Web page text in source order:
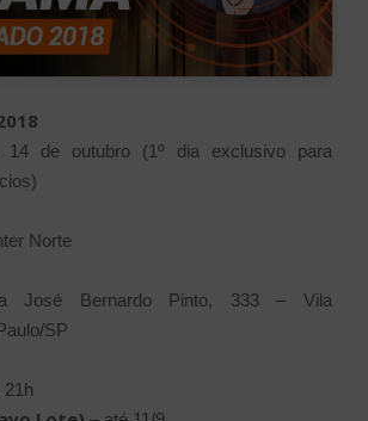
de outubro (1º dia exclusivo para
Norte
José Bernardo Pinto, 333 – Vila
SP
21h